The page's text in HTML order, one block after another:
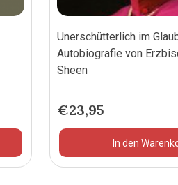
Unerschütterlich im
Autobiografie von
Sheen
€23,95
In den